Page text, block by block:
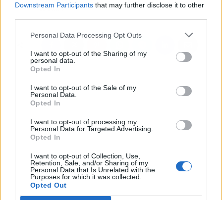
Downstream Participants that may further disclose it to other
Personal Data Processing Opt Outs
I want to opt-out of the Sharing of my
personal data.
Opted In
I want to opt-out of the Sale of my
Personal Data.
Opted In
I want to opt-out of processing my
Personal Data for Targeted Advertising.
Opted In
I want to opt-out of Collection, Use,
Retention, Sale, and/or Sharing of my
Personal Data that Is Unrelated with the
Purposes for which it was collected.
Opted Out
personas